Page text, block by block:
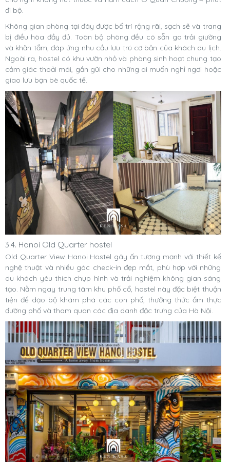
đi bộ.
Không gian phòng tại đây được bố trí rộng rãi, sạch sẽ và trang
bị điều hòa đầy đủ. Toàn bộ phòng đều có sẵn ga trải giường
và khăn tắm, đáp ứng nhu cầu lưu trú cơ bản của khách du lịch.
Ngoài ra, hostel có khu vườn nhỏ và phòng sinh hoạt chung tạo
cảm giác thoải mái, gần gũi cho những ai muốn nghỉ ngơi hoặc
giao lưu bạn bè quốc tế.
3.4. Hanoi Old Quarter hostel
Old Quarter View Hanoi Hostel gây ấn tượng mạnh với thiết kế
nghệ thuật và nhiều góc check-in đẹp mắt, phù hợp với những
du khách yêu thích chụp hình và trải nghiệm không gian sáng
tạo. Nằm ngay trung tâm khu phố cổ, hostel này đặc biệt thuận
tiện để dạo bộ khám phá các con phố, thưởng thức ẩm thực
đường phố và tham quan các địa danh đặc trưng của Hà Nội.